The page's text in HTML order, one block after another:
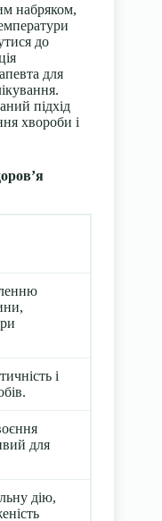
набряком,
до
для
підхід
хвороби і
і
для
дію,